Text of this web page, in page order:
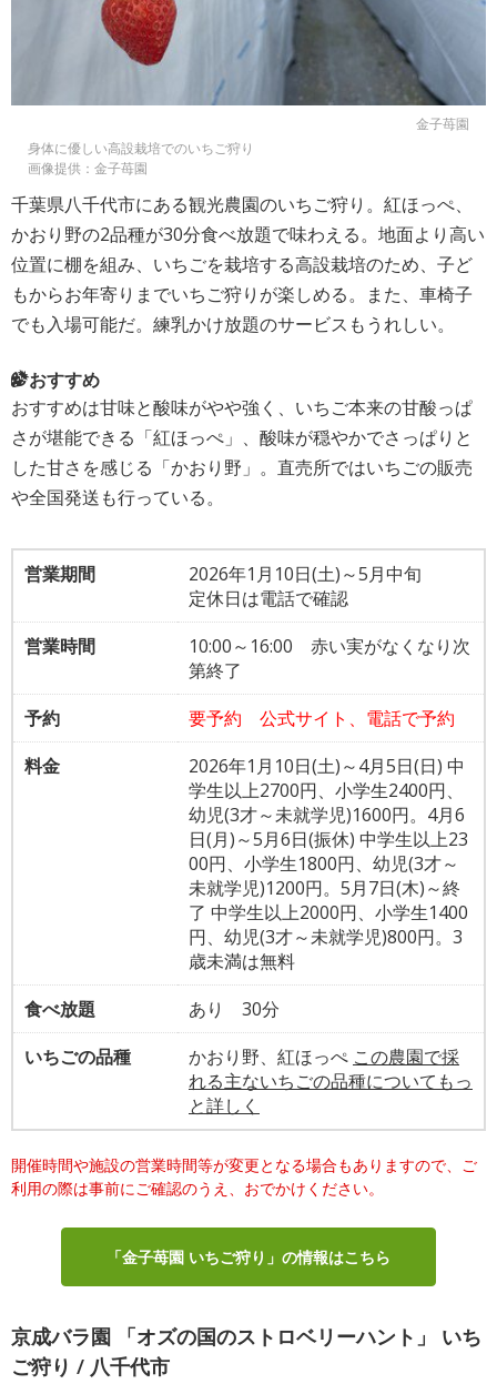
金子苺園
身体に優しい高設栽培でのいちご狩り
画像提供：金子苺園
千葉県八千代市にある観光農園のいちご狩り。紅ほっぺ、
かおり野の2品種が30分食べ放題で味わえる。地面より高い
位置に棚を組み、いちごを栽培する高設栽培のため、子ど
もからお年寄りまでいちご狩りが楽しめる。また、車椅子
でも入場可能だ。練乳かけ放題のサービスもうれしい。
おすすめ
おすすめは甘味と酸味がやや強く、いちご本来の甘酸っぱ
さが堪能できる「紅ほっぺ」、酸味が穏やかでさっぱりと
した甘さを感じる「かおり野」。直売所ではいちごの販売
や全国発送も行っている。
営業期間
2026年1月10日(土)～5月中旬
定休日は電話で確認
営業時間
10:00～16:00 赤い実がなくなり次
第終了
予約
要予約 公式サイト、電話で予約
料金
2026年1月10日(土)～4月5日(日) 中
学生以上2700円、小学生2400円、
幼児(3才～未就学児)1600円。4月6
日(月)～5月6日(振休) 中学生以上23
00円、小学生1800円、幼児(3才～
未就学児)1200円。5月7日(木)～終
了 中学生以上2000円、小学生1400
円、幼児(3才～未就学児)800円。3
歳未満は無料
食べ放題
あり 30分
いちごの品種
かおり野、紅ほっぺ この農園で採
れる主ないちごの品種についてもっ
と詳しく
開催時間や施設の営業時間等が変更となる場合もありますので、ご
利用の際は事前にご確認のうえ、おでかけください。
「金子苺園 いちご狩り」の情報はこちら
京成バラ園 「オズの国のストロベリーハント」 いち
ご狩り / 八千代市